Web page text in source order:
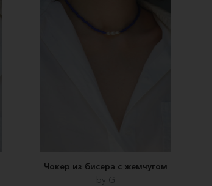
Чокер из бисера с жемчугом
by G